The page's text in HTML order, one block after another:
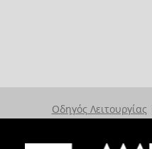
Οδηγός Λειτουργίας